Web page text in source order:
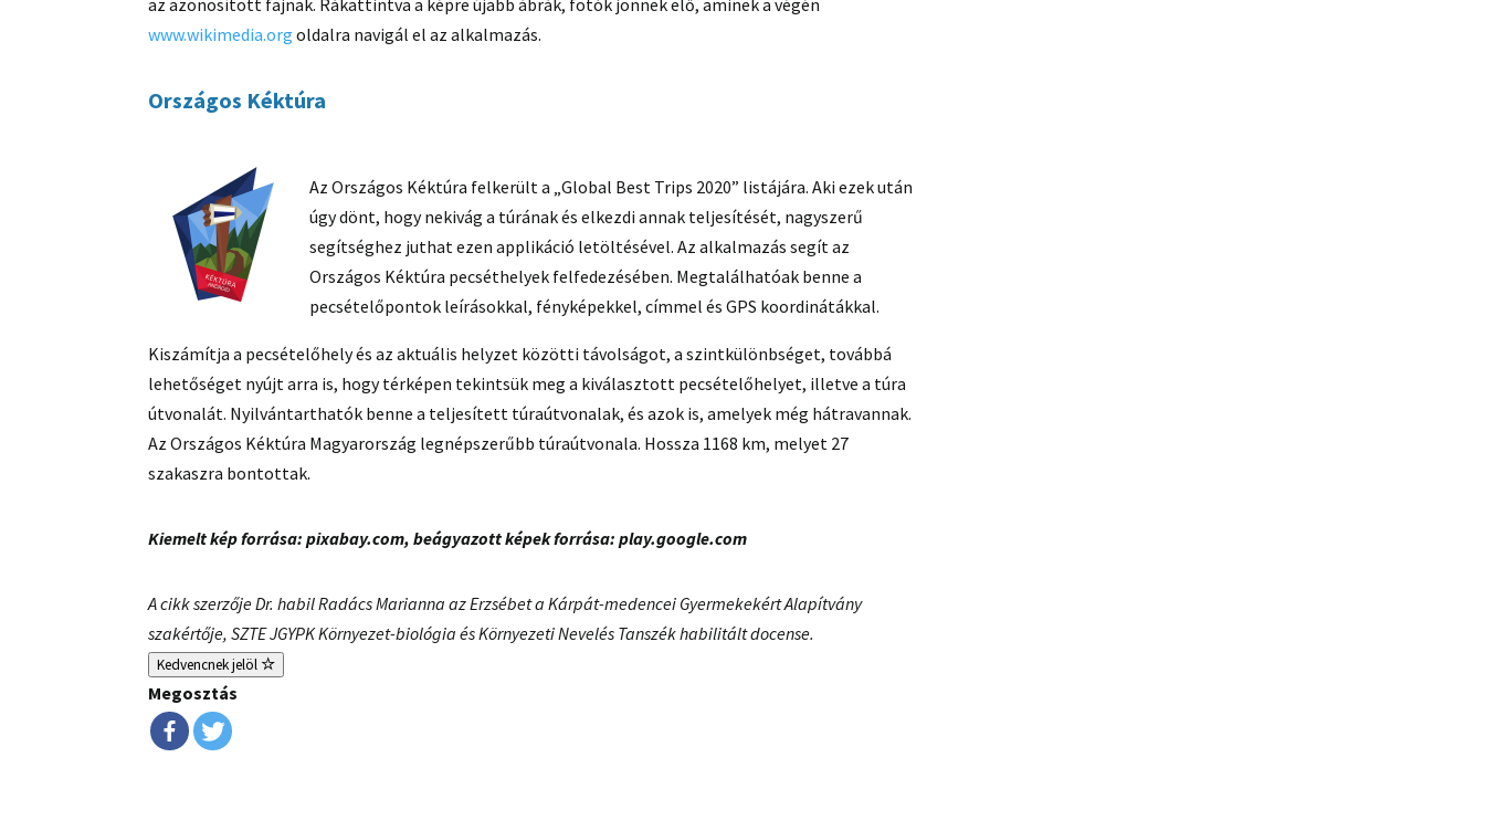
az azonosított fajnak. Rákattintva a képre újabb ábrák, fotók jönnek elő, aminek a végén
www.wikimedia.org oldalra navigál el az alkalmazás.
Országos Kéktúra
Az Országos Kéktúra felkerült a „Global Best Trips 2020” listájára. Aki ezek után
úgy dönt, hogy nekivág a túrának és elkezdi annak teljesítését, nagyszerű
segítséghez juthat ezen applikáció letöltésével. Az alkalmazás segít az
Országos Kéktúra pecséthelyek felfedezésében. Megtalálhatóak benne a
pecsételőpontok leírásokkal, fényképekkel, címmel és GPS koordinátákkal.
Kiszámítja a pecsételőhely és az aktuális helyzet közötti távolságot, a szintkülönbséget, továbbá
lehetőséget nyújt arra is, hogy térképen tekintsük meg a kiválasztott pecsételőhelyet, illetve a túra
útvonalát. Nyilvántarthatók benne a teljesített túraútvonalak, és azok is, amelyek még hátravannak.
Az Országos Kéktúra Magyarország legnépszerűbb túraútvonala. Hossza 1168 km, melyet 27
szakaszra bontottak.
Kiemelt kép forrása: pixabay.com, beágyazott képek forrása: play.google.com
A cikk szerzője Dr. habil Radács Marianna az Erzsébet a Kárpát-medencei Gyermekekért Alapítvány
szakértője, SZTE JGYPK Környezet-biológia és Környezeti Nevelés Tanszék habilitált docense.
Kedvencnek jelöl
Megosztás